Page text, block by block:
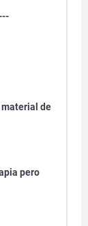
material de
pero